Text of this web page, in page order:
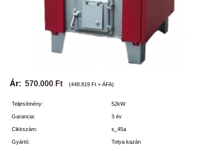
Ár: 570.000 Ft (448.819 Ft + ÁFA)
Teljesítmény: 52kW.
Garancia: 3 év
Cikkszám: s_45a
Gyártó: Totya kazán